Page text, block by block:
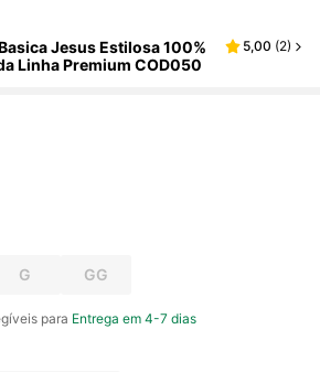
Jesus Estilosa 100%
Linha Premium COD050
5,00 (2)
G GG
para Entrega em 4-7 dias